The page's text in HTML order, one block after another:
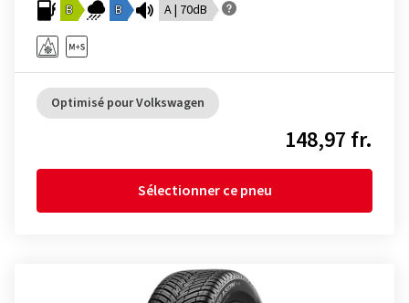
B B A | 70dB
Optimisé pour Volkswagen
148,97 fr.
Sélectionner ce pneu